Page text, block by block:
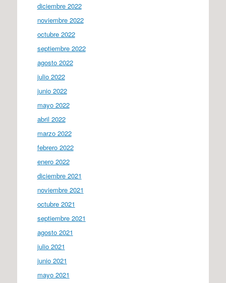
diciembre 2022
noviembre 2022
octubre 2022
septiembre 2022
agosto 2022
julio 2022
junio 2022
mayo 2022
abril 2022
marzo 2022
febrero 2022
enero 2022
diciembre 2021
noviembre 2021
octubre 2021
septiembre 2021
agosto 2021
julio 2021
junio 2021
mayo 2021